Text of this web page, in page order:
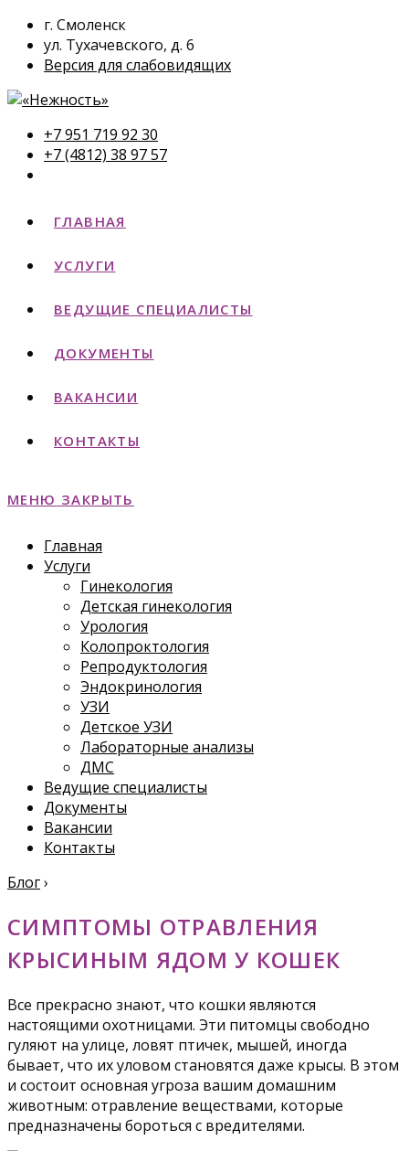
г. Смоленск
ул. Тухачевского, д. 6
Версия для слабовидящих
+7 951 719 92 30
+7 (4812) 38 97 57
ГЛАВНАЯ
УСЛУГИ
ВЕДУЩИЕ СПЕЦИАЛИСТЫ
ДОКУМЕНТЫ
ВАКАНСИИ
КОНТАКТЫ
МЕНЮ ЗАКРЫТЬ
Главная
Услуги
Гинекология
Детская гинекология
Урология
Колопроктология
Репродуктология
Эндокринология
УЗИ
Детское УЗИ
Лабораторные анализы
ДМС
Ведущие специалисты
Документы
Вакансии
Контакты
Блог›
СИМПТОМЫ ОТРАВЛЕНИЯ
КРЫСИНЫМ ЯДОМ У КОШЕК
Все прекрасно знают, что кошки являются
настоящими охотницами. Эти питомцы свободно
гуляют на улице, ловят птичек, мышей, иногда
бывает, что их уловом становятся даже крысы. В этом
и состоит основная угроза вашим домашним
животным: отравление веществами, которые
предназначены бороться с вредителями.